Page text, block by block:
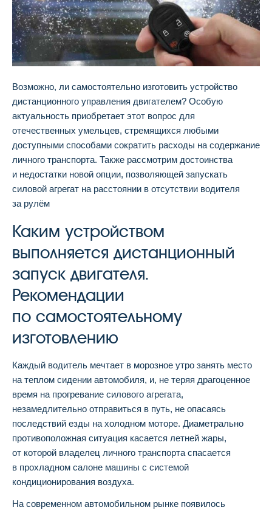
Возможно, ли самостоятельно изготовить устройство
дистанционного управления двигателем? Особую
актуальность приобретает этот вопрос для
отечественных умельцев, стремящихся любыми
доступными способами сократить расходы на содержание
личного транспорта. Также рассмотрим достоинства
и недостатки новой опции, позволяющей запускать
силовой агрегат на расстоянии в отсутствии водителя
за рулём
Каким устройством
выполняется дистанционный
запуск двигателя.
Рекомендации
по самостоятельному
изготовлению
Каждый водитель мечтает в морозное утро занять место
на теплом сидении автомобиля, и, не теряя драгоценное
время на прогревание силового агрегата,
незамедлительно отправиться в путь, не опасаясь
последствий езды на холодном моторе. Диаметрально
противоположная ситуация касается летней жары,
от которой владелец личного транспорта спасается
в прохладном салоне машины с системой
кондиционирования воздуха.
На современном автомобильном рынке появилось